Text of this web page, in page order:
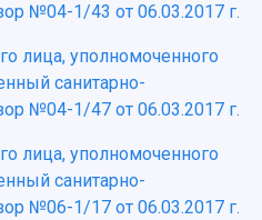
№04-1/43 от 06.03.2017 г.
лица, уполномоченного
санитарно-
№04-1/47 от 06.03.2017 г.
лица, уполномоченного
санитарно-
№06-1/17 от 06.03.2017 г.